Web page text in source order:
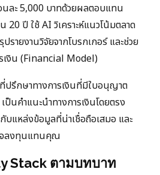
ละ 5,000 บาทด้วยผลตอบแทน
20 ปี ใช้ AI วิเคราะห์แนวโน้มตลาด
รายงานวิจัยจากโบรกเกอร์ และช่วย
เงิน (Financial Model)
ปรึกษาทางการเงินที่มีใบอนุญาต
ป็นคำแนะนำทางการเงินโดยตรง
บแหล่งข้อมูลที่น่าเชื่อถือเสมอ และ
จลงทุนแทนคุณ
Stack ตามบทบาท